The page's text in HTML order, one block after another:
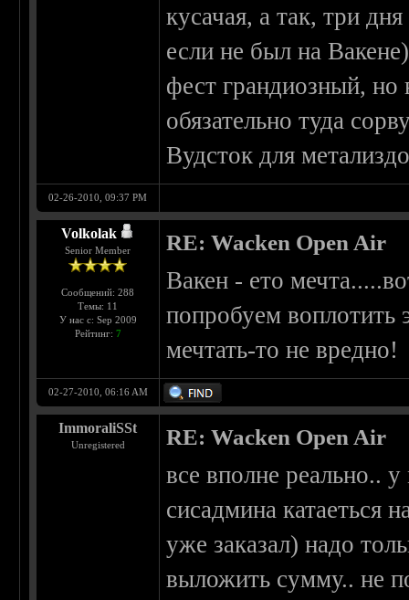
кусачая, а так, три
если не был на
фест грандиозный, но
обязательно туда
Вудсток для
02-26-2010, 09:37 PM
Volkolak
Senior Member
Сообщений: 288
Темы: 11
У нас с: Sep 2009
Рейтинг: 7
RE: Wacken Open Air
Вакен - ето
попробуем воплотить
мечтать-то не вредно!
02-27-2010, 06:16 AM
ImmoraliSSt
Unregistered RE: Wacken Open Air
все вполне реально..
сисадмина катаеться
уже заказал) надо
выложить сумму.. не